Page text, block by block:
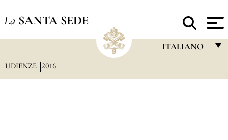
La SANTA SEDE
ITALIANO
UDIENZE 2016